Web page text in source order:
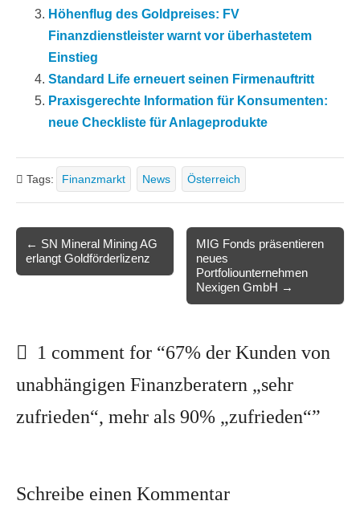
Höhenflug des Goldpreises: FV
Finanzdienstleister warnt vor überhastetem
Einstieg
Standard Life erneuert seinen Firmenauftritt
Praxisgerechte Information für Konsumenten:
neue Checkliste für Anlageprodukte
Tags: Finanzmarkt News Österreich
navigation
← SN Mineral Mining AG
erlangt Goldförderlizenz
MIG Fonds präsentieren
neues
Portfoliounternehmen
Nexigen GmbH →
1 comment for “67% der Kunden von
unabhängigen Finanzberatern „sehr
zufrieden“, mehr als 90% „zufrieden“”
Schreibe einen Kommentar